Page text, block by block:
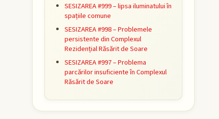
SESIZAREA #999 – lipsa iluminatului în
spațiile comune
SESIZAREA #998 – Problemele
persistente din Complexul
Rezidențial Răsărit de Soare
SESIZAREA #997 – Problema
parcărilor insuficiente în Complexul
Răsărit de Soare